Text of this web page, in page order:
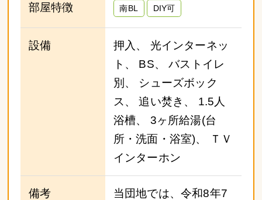
部屋特徴 南BL DIY可
設備
押入、 光インターネッ
ト、 BS、 バストイレ
別、 シューズボック
ス、 追い焚き、 1.5人
浴槽、 3ヶ所給湯(台
所・洗面・浴室)、 ＴＶ
インターホン
備考
当団地では、令和8年7